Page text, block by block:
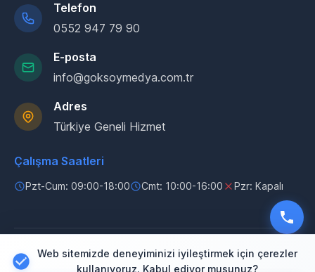
Telefon
0552 947 79 90
E-posta
info@goksoymedya.com.tr
Adres
Türkiye Geneli Hizmet
Çalışma Saatleri
Pzt-Cum: 09:00-18:00 Cmt: 10:00-16:00 Pzr: Kapalı
© 2025 Göksoy Medya. Tüm hakları saklıdır.
Web sitemizde deneyiminizi iyileştirmek için çerezler
kullanıyoruz. Kabul ediyor musunuz?